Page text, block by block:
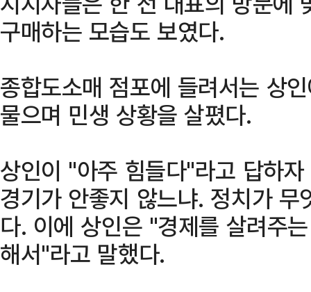
구매하는 모습도 보였다.
종합도소매 점포에 들려서는 상
물으며 민생 상황을 살폈다.
상인이 "아주 힘들다"라고 답하
경기가 안좋지 않느냐. 정치가
다. 이에 상인은 "경제를 살려주
해서"라고 말했다.